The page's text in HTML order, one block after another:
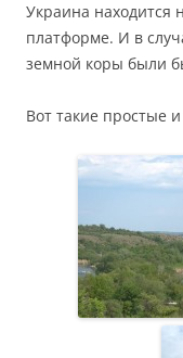
Украина находится
платформе. И в
земной коры были
Вот такие простые